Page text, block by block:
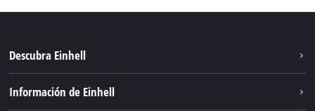
Descubra Einhell
Información de Einhell